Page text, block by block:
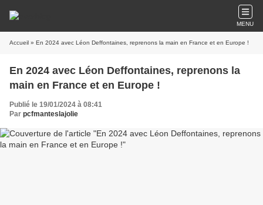
MENU
Accueil » En 2024 avec Léon Deffontaines, reprenons la main en France et en Europe !
En 2024 avec Léon Deffontaines, reprenons la
main en France et en Europe !
Publié le 19/01/2024 à 08:41
Par pcfmanteslajolie